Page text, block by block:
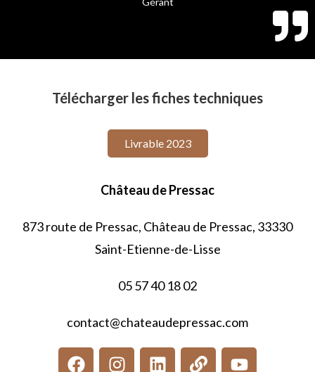
Télécharger les fiches techniques
Livrable 2023
Château de Pressac
873 route de Pressac, Château de Pressac, 33330
Saint-Etienne-de-Lisse
05 57 40 18 02
contact@chateaudepressac.com